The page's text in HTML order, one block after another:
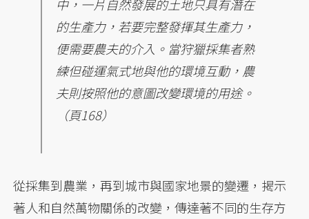
中，一片自然發展的土地只具有潛在
的生產力，若要完整發揮其生產力，
便需要農夫的介入。當狩獵採集者熟
練但碰運氣式地與他的環境互動，農
夫則按照他的意圖改變環境的用途。
（頁168）
從採集到農業，再到城市與國家地景的變遷，揭示
著人和自然萬物關係的改變，傳達著不同的生存方